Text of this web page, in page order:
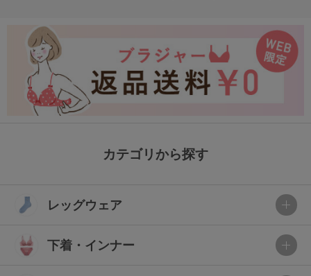
カテゴリから探す
レッグウェア
下着・インナー